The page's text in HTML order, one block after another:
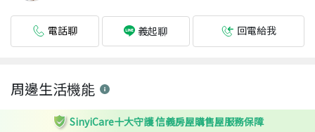
電話聊 義起聊 回電給我
周邊生活機能
SinyiCare十大守護 信義房屋購售屋服務保障